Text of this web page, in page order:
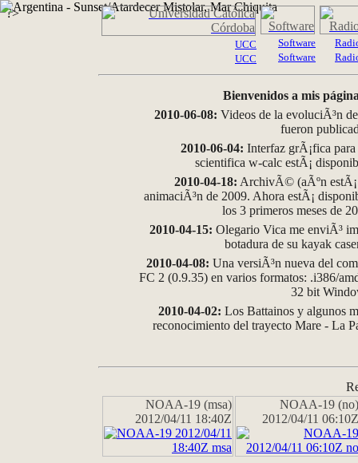
?>
UCC
UCC
Software
Software
Bienvenidos a mis
2010-06-08: Videos de la evoluciÃ³n
fueron
2010-06-04: Interfaz grÃ¡fica
scientifica w-calc estÃ¡
2010-04-18: ArchivÃ© (aÃºn
animaciÃ³n de 2009. Ahora estÃ¡
los 3 primeros meses de
2010-04-15: Olegario Vica me enviÃ³
botadura de su kayak
2010-04-08: Una versiÃ³n nueva del
FC 2 (0.9.35) en varios formatos: .i386/
32 bit
2010-04-02: Los Battainos y algunos
reconocimiento del trayecto Mare - La
NOAA-19 (msa)
2012/04/11 18:40Z
NOAA-19 (no)
2012/04/11 06:10Z